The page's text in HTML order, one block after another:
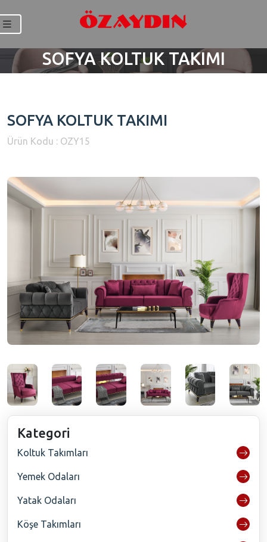
SOFYA KOLTUK TAKIMI
SOFYA KOLTUK TAKIMI
Ürün Kodu : OZY15
Kategori
Koltuk Takımları
Yemek Odaları
Yatak Odaları
Köşe Takımları